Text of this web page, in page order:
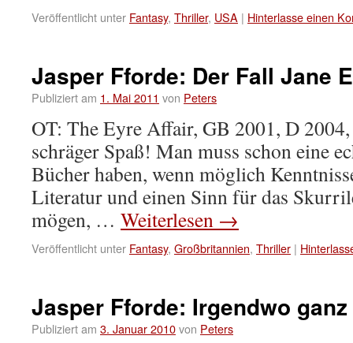
Veröffentlicht unter Fantasy, Thriller, USA | Hinterlasse einen
Jasper Fforde: Der Fall Jane
Publiziert am 1. Mai 2011 von Peters
OT: The Eyre Affair, GB 2001, D
schräger Spaß! Man muss schon eine
Bücher haben, wenn möglich
Literatur und einen Sinn für das
mögen, … Weiterlesen →
Veröffentlicht unter Fantasy, Großbritannien, Thriller |
Jasper Fforde: Irgendwo
Publiziert am 3. Januar 2010von Peters